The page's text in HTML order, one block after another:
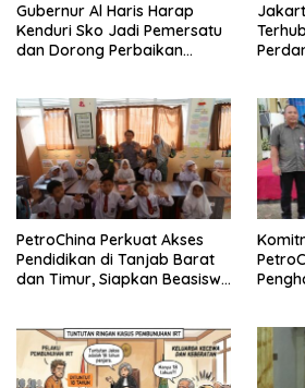
Gubernur Al Haris Harap
Kenduri Sko Jadi Pemersatu
dan Dorong Perbaikan
PetroChina Perkuat Akses
Pendidikan di Tanjab Barat
dan Timur, Siapkan Beasiswa